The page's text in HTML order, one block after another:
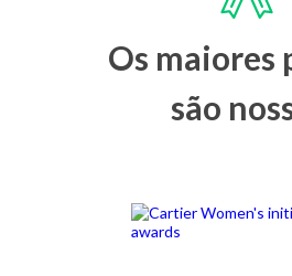
Os maiores
são